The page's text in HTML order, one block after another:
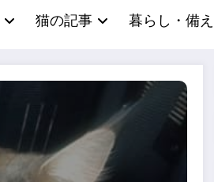
猫の記事 暮らし・備え